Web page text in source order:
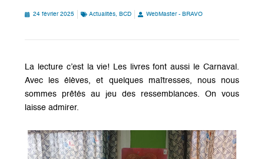
24 février 2025 Actualités, BCD WebMaster - BRAVO
La lecture c’est la vie! Les livres font aussi le Carnaval.
Avec les élèves, et quelques maîtresses, nous nous
sommes prêtés au jeu des ressemblances. On vous
laisse admirer.